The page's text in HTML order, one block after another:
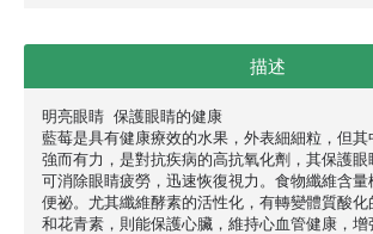
描述
明亮眼睛 保護眼睛的健康
藍莓是具有健康療效的水果，外表細細粒，但其
強而有力，是對抗疾病的高抗氧化劑，其保護眼
可消除眼睛疲勞，迅速恢復視力。食物纖維含
便祕。尤其纖維酵素的活性化，有轉變體質酸
和花青素，則能保護心臟，維持心血管健康，